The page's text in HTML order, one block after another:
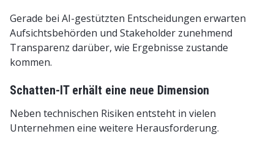
Gerade bei AI-gestützten Entscheidungen erwarten
Aufsichtsbehörden und Stakeholder zunehmend
Transparenz darüber, wie Ergebnisse zustande
kommen.
Schatten-IT erhält eine neue Dimension
Neben technischen Risiken entsteht in vielen
Unternehmen eine weitere Herausforderung.